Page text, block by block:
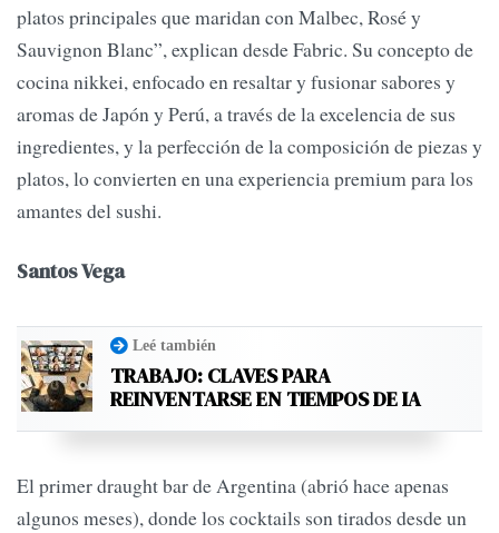
platos principales que maridan con Malbec, Rosé y
Sauvignon Blanc”, explican desde Fabric. Su concepto de
cocina nikkei, enfocado en resaltar y fusionar sabores y
aromas de Japón y Perú, a través de la excelencia de sus
ingredientes, y la perfección de la composición de piezas y
platos, lo convierten en una experiencia premium para los
amantes del sushi.
Santos Vega
Leé también
TRABAJO: CLAVES PARA
REINVENTARSE EN TIEMPOS DE IA
El primer draught bar de Argentina (abrió hace apenas
algunos meses), donde los cocktails son tirados desde un